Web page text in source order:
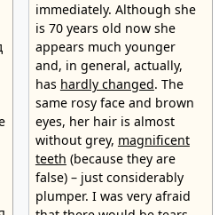
immediately. Although she
is 70 years old now she
appears much younger
and, in general, actually,
has hardly changed. The
same rosy face and brown
eyes, her hair is almost
without grey, magnificent
teeth (because they are
false) – just considerably
plumper. I was very afraid